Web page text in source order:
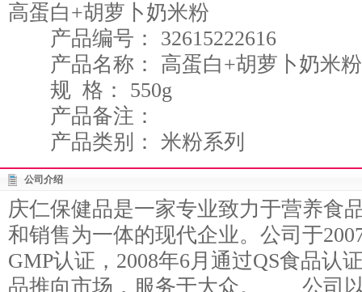
高蛋白+胡萝卜奶米粉
产品编号： 32615222616
产品名称： 高蛋白+胡萝卜奶米粉
规 格： 550g
产品备注：
产品类别： 米粉系列
公司介绍
庆仁保健品是一家专业致力于营养食
和销售为一体的现代企业。公司于
GMP认证，2008年6月通过QS食品认
品推向市场，服务于大众。 公司以